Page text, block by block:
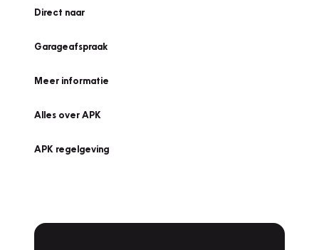
Direct naar
Garageafspraak
Meer informatie
Alles over APK
APK regelgeving